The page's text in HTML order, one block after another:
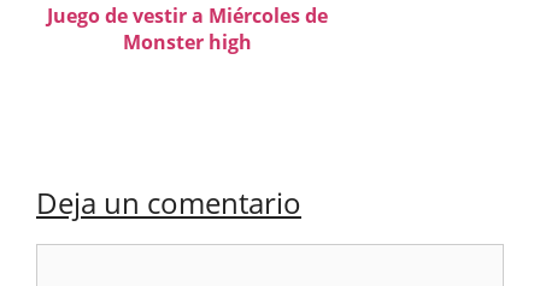
Juego de vestir a Miércoles de
Monster high
Deja un comentario